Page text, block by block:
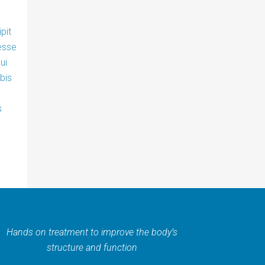
Hands on treatment to improve the body’s
structure and function